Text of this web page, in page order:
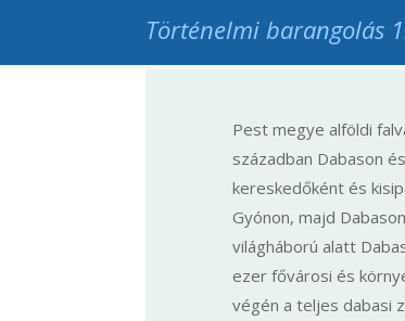
Történelmi barangolás
Pest megye alföldi
században Dabason
kereskedőként és
Gyónon, majd
világháború alatt
ezer fővárosi és
végén a teljes dabasi